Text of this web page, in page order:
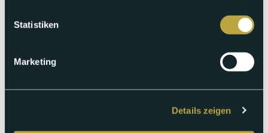
Statistiken
Marketing
Details zeigen